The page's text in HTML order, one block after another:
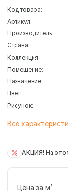
Код товара:
Артикул:
Производитель:
Страна:
Коллекция:
Помещение:
Назначение:
Цвет:
Рисунок:
Все
АКЦИЯ! На
Цена за м²